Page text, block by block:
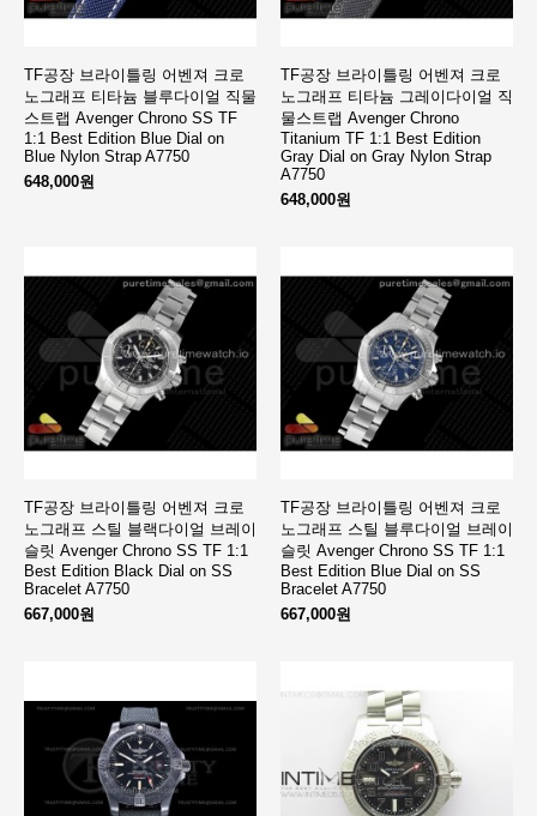
TF공장 브라이틀링 어벤져 크로
노그래프 티타늄 블루다이얼 직물
스트랩 Avenger Chrono SS TF
1:1 Best Edition Blue Dial on
Blue Nylon Strap A7750
648,000원
TF공장 브라이틀링 어벤져 크로
노그래프 티타늄 그레이다이얼 직
물스트랩 Avenger Chrono
Titanium TF 1:1 Best Edition
Gray Dial on Gray Nylon Strap
A7750
648,000원
TF공장 브라이틀링 어벤져 크로
노그래프 스틸 블랙다이얼 브레이
슬릿 Avenger Chrono SS TF 1:1
Best Edition Black Dial on SS
Bracelet A7750
667,000원
TF공장 브라이틀링 어벤져 크로
노그래프 스틸 블루다이얼 브레이
슬릿 Avenger Chrono SS TF 1:1
Best Edition Blue Dial on SS
Bracelet A7750
667,000원